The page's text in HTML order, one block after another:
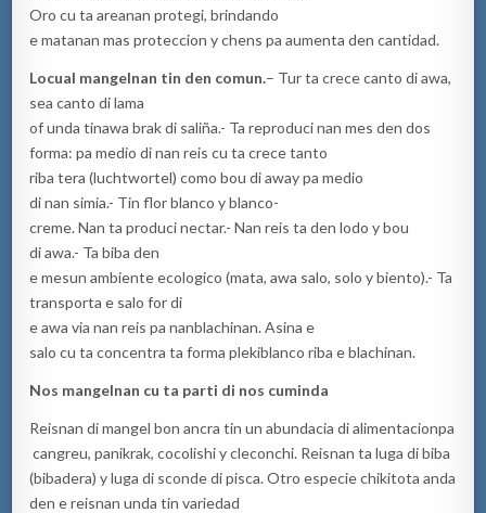
Oro cu ta areanan protegi, brindando
e matanan mas proteccion y chens pa aumenta den cantidad.
Locual mangelnan tin den comun.– Tur ta crece canto di awa,
sea canto di lama
of unda tinawa brak di saliña.- Ta reproduci nan mes den dos
forma: pa medio di nan reis cu ta crece tanto
riba tera (luchtwortel) como bou di away pa medio
di nan simia.- Tin flor blanco y blanco-
creme. Nan ta produci nectar.- Nan reis ta den lodo y bou
di awa.- Ta biba den
e mesun ambiente ecologico (mata, awa salo, solo y biento).- Ta
transporta e salo for di
e awa via nan reis pa nanblachinan. Asina e
salo cu ta concentra ta forma plekiblanco riba e blachinan.
Nos mangelnan cu ta parti di nos cuminda
Reisnan di mangel bon ancra tin un abundacia di alimentacionpa
cangreu, panikrak, cocolishi y cleconchi. Reisnan ta luga di biba
(bibadera) y luga di sconde di pisca. Otro especie chikitota anda
den e reisnan unda tin variedad